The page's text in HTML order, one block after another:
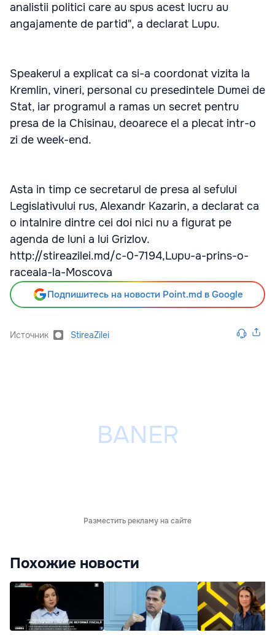
analistii politici care au spus acest lucru au
angajamente de partid", a declarat Lupu.
Speakerul a explicat ca si-a coordonat vizita la
Kremlin, vineri, personal cu presedintele Dumei de
Stat, iar programul a ramas un secret pentru
presa de la Chisinau, deoarece el a plecat intr-o
zi de week-end.
Asta in timp ce secretarul de presa al sefului
Legislativului rus, Alexandr Kazarin, a declarat ca
o intalnire dintre cei doi nici nu a figurat pe
agenda de luni a lui Grizlov.
http://stireazilei.md/c-0-7194,Lupu-a-prins-o-
raceala-la-Moscova
Подпишитесь на новости Point.md в Google
Источник StireaZilei
Разместить рекламу на сайте
Похожие новости